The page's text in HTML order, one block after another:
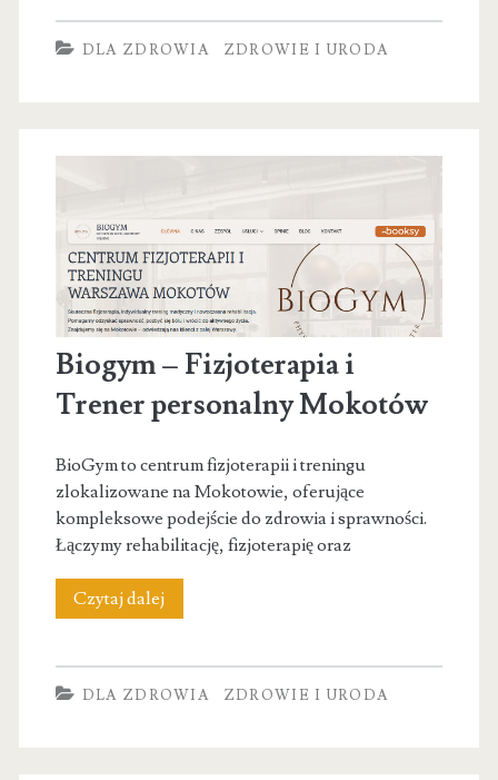
Lublin
DLA ZDROWIA ZDROWIE I URODA
Biogym – Fizjoterapia i
Trener personalny Mokotów
BioGym to centrum fizjoterapii i treningu
zlokalizowane na Mokotowie, oferujące
kompleksowe podejście do zdrowia i sprawności.
Łączymy rehabilitację, fizjoterapię oraz
Czytaj dalejBiogym
DLA ZDROWIA ZDROWIE I URODA